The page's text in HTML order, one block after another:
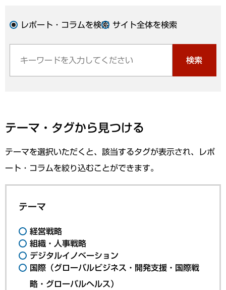
レポート・コラムを検索 サイト全体を検索
検索
テーマ・タグから見つける
テーマを選択いただくと、該当するタグが表示され、レポ
ート・コラムを絞り込むことができます。
テーマ
経営戦略
組織・人事戦略
デジタルイノベーション
国際（グローバルビジネス・開発支援・国際戦
略・グローバルヘルス）